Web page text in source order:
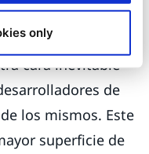
only
son populares
y reducen el costo
cara inevitable
de
los mismos. Este
superficie de